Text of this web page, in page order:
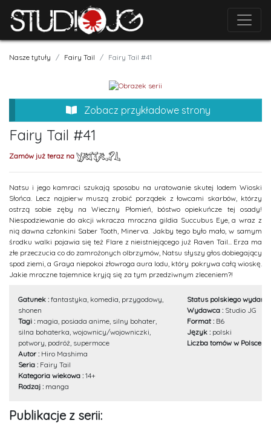
Nasze tytuły Fairy Tail Fairy Tail #41
Zobacz przykładowe strony
Fairy Tail #41
Zamów już teraz na
Natsu i jego kamraci szukają sposobu na uratowanie skutej lodem Wioski
Słońca. Lecz najpierw muszą zrobić porządek z łowcami skarbów, którzy
ostrzą sobie zęby na Wieczny Płomień, bóstwo opiekuńcze tej osady!
Niespodziewanie do akcji wkracza mroczna gildia Succubus Eye, a wraz z
nią dawna członkini Saber Tooth, Minerva. Jakby tego było mało, w samym
środku walki pojawia się też Flare z nieistniejącego już Raven Tail... Erza ma
złe przeczucia co do zamrożonych olbrzymów, Natsu słyszy głos dobiegający
spod ziemi, a Graya niepokoi złowroga aura lodu, który pokrywa całą wioskę.
Jakie mroczne tajemnice kryją się za tym przedziwnym zleceniem?!
Gatunek : fantastyka, komedia, przygodowy,
shonen
Tagi : magia, posiada anime, silny bohater,
silna bohaterka, wojownicy/wojowniczki,
potwory, podróż, supermoce
Autor : Hiro Mashima
Seria : Fairy Tail
Kategoria wiekowa : 14+
Rodzaj : manga
Status polskiego
Wydawca : Studio JG
Format : B6
Język : polski
Liczba tomów w Polsce :
Publikacje z serii: